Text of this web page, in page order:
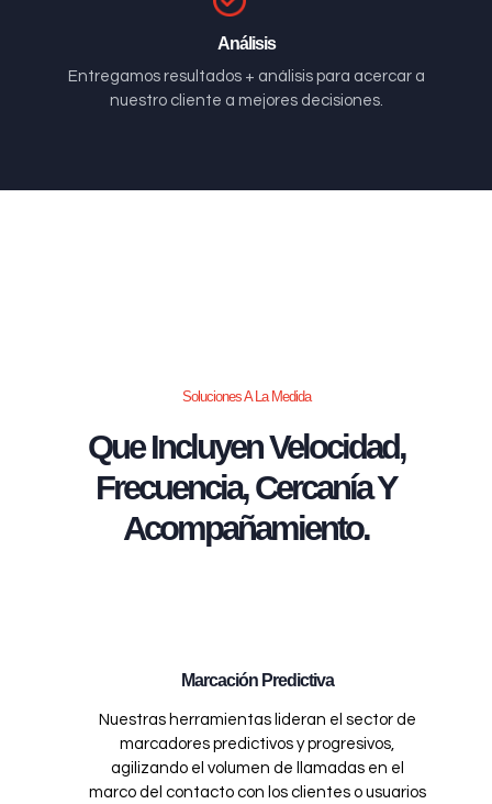
Análisis
Entregamos resultados + análisis para acercar a
nuestro cliente a mejores decisiones.
Soluciones A La Medida
Que Incluyen Velocidad,
Frecuencia, Cercanía Y
Acompañamiento.
Marcación Predictiva
Nuestras herramientas lideran el sector de
marcadores predictivos y progresivos,
agilizando el volumen de llamadas en el
marco del contacto con los clientes o usuarios